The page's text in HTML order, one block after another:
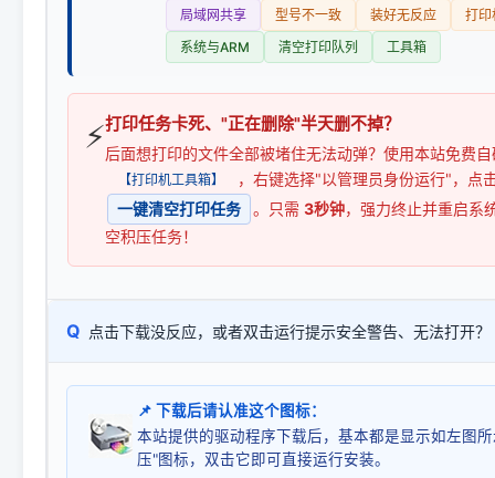
局域网共享
型号不一致 装好无反应
打印
系统与ARM
清空打印队列 工具箱
⚡打印任务卡死、"正在删除"半天删不掉？
后面想打印的文件全部被堵住无法动弹？使用本站免费
【打印机工具箱】
，右键选择"以管理员身份运行"，点
一键清空打印任务
。只需 3秒钟，强力终止并重启系
空积压任务！
Q 点击下载没反应，或者双击运行提示安全警告、无法打开？
📌 下载后请认准这个图标：
本站提供的驱动程序下载后，基本都是显示如左图
压"图标，双击它即可直接运行安装。